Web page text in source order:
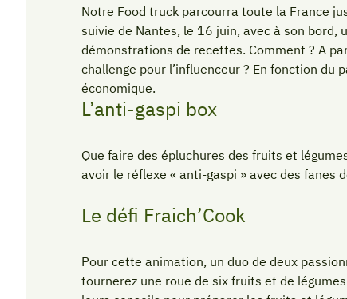
Notre Food truck parcourra toute la France
suivie de Nantes, le 16 juin, avec à son bord,
démonstrations de recettes. Comment ? A
challenge pour l’influenceur ? En fonction
économique.
L’anti-gaspi box
Que faire des épluchures des fruits et
avoir le réflexe « anti-gaspi » avec des fanes
Le défi Fraich’Cook
Pour cette animation, un duo de deux
tournerez une roue de six fruits et de